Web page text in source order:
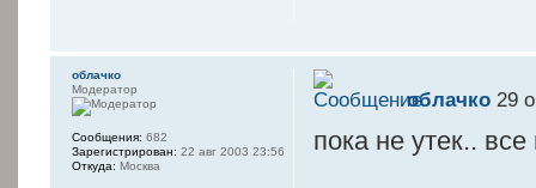
oблачко 29
пока не утек..
oблачко
Модератор
Сообщения: 682
Зарегистрирован: 22 авг 2003 23:56
Откуда: Москва